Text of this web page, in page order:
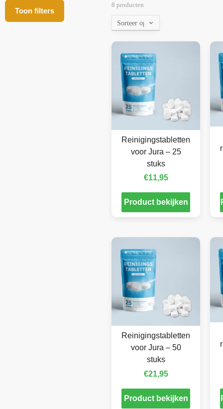
Toon filters
8 producten
Reinigingstabletten
voor Jura – 25
stuks
€11,95
Product bekijken
Reinigingstabletten
voor Jura – 50
stuks
€21,95
Product bekijken